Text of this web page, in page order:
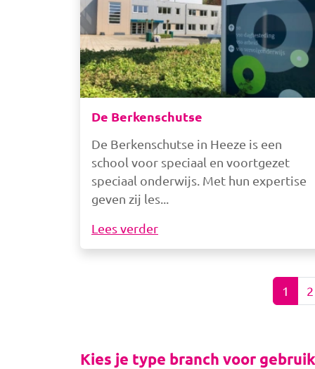
De Berkenschutse
De Berkenschutse in Heeze is een
school voor speciaal en voortgezet
speciaal onderwijs. Met hun expertise
geven zij les
Lees verder
1 2
Kies je type branch voor